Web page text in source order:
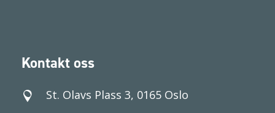
Kontakt oss
St. Olavs Plass 3, 0165 Oslo